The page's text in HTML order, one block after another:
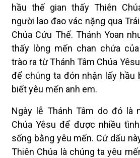
hầu thế gian thấy Thiên
người lao đao vác nặng qua
Chúa Cứu Thế. Thánh Yoan
thấy lòng mến chan chứa
trào ra từ Thánh Tâm Chúa
để chúng ta đón nhận lấy hầu
biết yêu mến anh em.
Ngày lễ Thánh Tâm do đó là
Chúa Yêsu để được nhiều
sống bằng yêu mến. Cứ dấu
Thiên Chúa là chúng ta yêu